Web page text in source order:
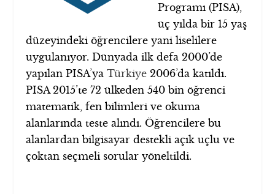
Programı (PISA),
üç yılda bir 15 yaş
düzeyindeki öğrencilere yani liselilere
uygulanıyor. Dünyada ilk defa 2000’de
yapılan PISA’yaTürkiye 2006’da katıldı.
PISA 2015’te 72 ülkeden 540 bin öğrenci
matematik, fen bilimleri ve okuma
alanlarında teste alındı. Öğrencilere bu
alanlardan bilgisayar destekli açık uçlu ve
çoktan seçmeli sorular yöneltildi.